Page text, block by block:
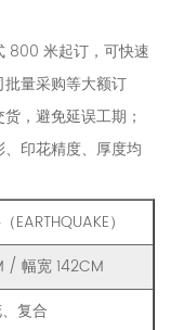
800 米起订，可快速
量采购等大额订
，避免延误工期；
印花精度、厚度均
）
/ 幅宽 142CM
复合